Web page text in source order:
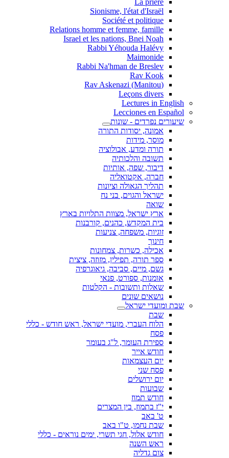
La prière
Sionisme, l'état d'Israël
Société et politique
Relations homme et femme, famille
Israel et les nations, Bnei Noah
Rabbi Yéhouda Halévy
Maimonide
Rabbi Na'hman de Breslev
Rav Kook
(Rav Askenazi (Manitou
Leçons divers
Lectures in English
Lecciones en Español
שיעורים נפרדים - שונות
אמונה, יסודות התורה
מוסר, מידות
תורה ומדע, אבולוציה
תשובה והלכותיה
דיבור, שפה, אותיות
חברה, אקטואליה
תהליך הגאולה וציונות
ישראל והגוים, בני נח
שואה
ארץ ישראל, מצוות התלויות בארץ
בית המקדש, כהנים, קורבנות
זוגיות, משפחה, צניעות
חינוך
אכילה, כשרות, צמחונות
ספר תורה, תפילין, מזוזה, ציצית
גשם, מיים, סביבה, גיאוגרפיה
אומנות, ספורט, פנאי
שאלות ותשובות - הקלטות
נושאים שונים
שבת ומועדי ישראל
שבת
הלוח העברי, מועדי ישראל, ראש חודש - כללי
פסח
ספירת העומר, ל"ג בעומר
חודש אייר
יום העצמאות
פסח שני
יום ירושלים
שבועות
חודש תמוז
י"ז בתמוז, בין המצרים
ט' באב
שבת נחמו, ט"ו באב
חודש אלול, חגי תשרי, ימים נוראים - כללי
ראש השנה
צום גדליה